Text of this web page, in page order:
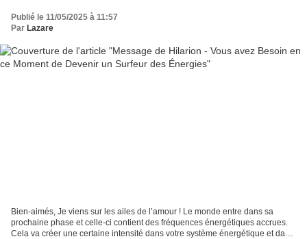
Publié le 11/05/2025 à 11:57
Par Lazare
Bien-aimés, Je viens sur les ailes de l’amour ! Le monde entre dans sa
prochaine phase et celle-ci contient des fréquences énergétiques accrues.
Cela va créer une certaine intensité dans votre système énergétique et dans